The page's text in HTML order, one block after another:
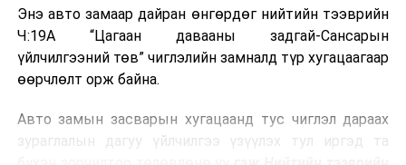
байна. Тухайлбал, Германд лаг шатаах үйлдвэрээс
гарсан үнснээс фосфор сэргээн авах технологи
ашигладаг бол Нидерландад төвлөрсөн лаг
боловсруулах үйлдвэрүүдээр дулаан, цахилгаан
Ийнхүү лаг хатаах, шатаах технологийг лагийн
Энэ авто замаар дайран өнгөрдөг нийтийн тээврийн
Ч:19А “Цагаан давааны задгай-Сансарын
үйлчилгээний төв” чиглэлийн замналд түр хугацаагаар
өөрчлөлт орж байна.
Авто замын засварын хугацаанд тус чиглэл дараах
зураглалын дагуу үйлчилгээ үзүүлэх тул иргэд та